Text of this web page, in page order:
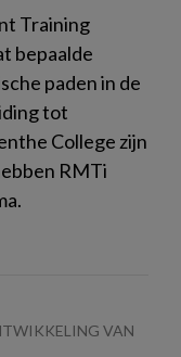
Training
bepaalde
paden in de
tot
College zijn
RMTi
VAN